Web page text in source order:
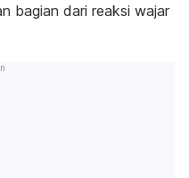
bagian dari reaksi wajar